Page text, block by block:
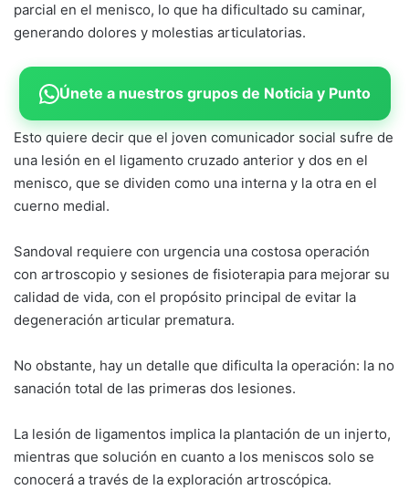
parcial en el menisco, lo que ha dificultado su caminar,
generando dolores y molestias articulatorias.
Únete a nuestros grupos de Noticia y Punto
Esto quiere decir que el joven comunicador social sufre de
una lesión en el ligamento cruzado anterior y dos en el
menisco, que se dividen como una interna y la otra en el
cuerno medial.
Sandoval requiere con urgencia una costosa operación
con artroscopio y sesiones de fisioterapia para mejorar su
calidad de vida, con el propósito principal de evitar la
degeneración articular prematura.
No obstante, hay un detalle que dificulta la operación: la no
sanación total de las primeras dos lesiones.
La lesión de ligamentos implica la plantación de un injerto,
mientras que solución en cuanto a los meniscos solo se
conocerá a través de la exploración artroscópica.